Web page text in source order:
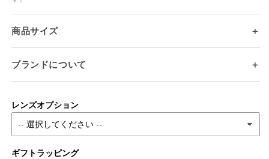
商品サイズ ＋
ブランドについて ＋
レンズオプション
ギフトラッピング
ログインが必要です
アカウントにログインして、お気に入りリストに
ログイン